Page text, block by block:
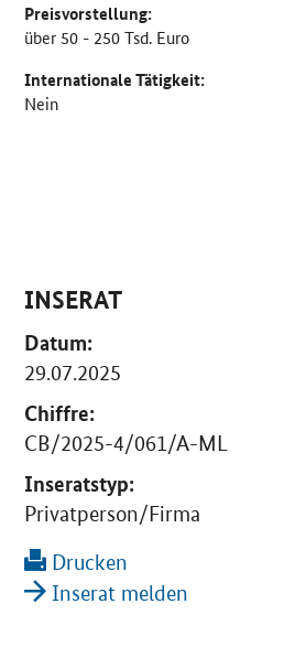
Preisvorstellung:
über 50 - 250 Tsd. Euro
Internationale Tätigkeit:
Nein
INSERAT
Datum:
29.07.2025
Chiffre:
CB/2025-4/061/A-ML
Inseratstyp:
Privatperson/Firma
Drucken
Inserat melden